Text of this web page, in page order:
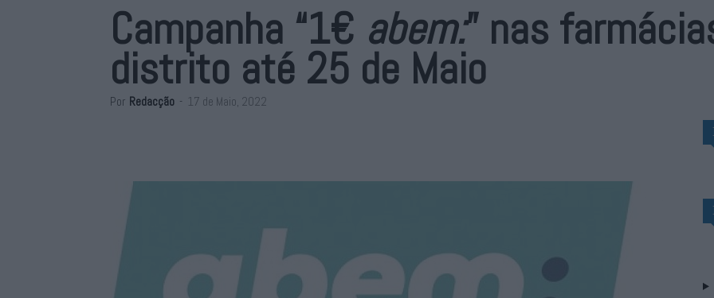
Campanha “1€ abem:” nas
distrito até 25 de Maio
Por Redacção - 17 de Maio, 2022